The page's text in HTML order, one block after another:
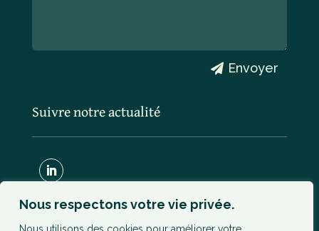
Nous respectons votre vie privée.
Envoyer
Suivre notre actualité